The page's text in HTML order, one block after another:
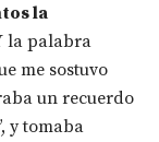
la
la palabra
me sostuvo
un recuerdo
y tomaba